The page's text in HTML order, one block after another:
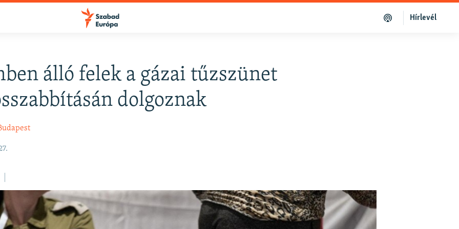
Hírlevél
álló felek a gázai tűzszünet
dolgoznak
FELIRATKOZÁS